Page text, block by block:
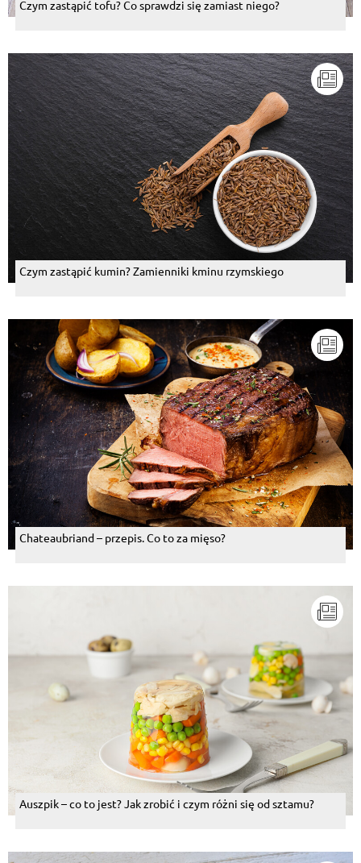
Czym zastąpić tofu? Co sprawdzi się zamiast niego?
Czym zastąpić kumin? Zamienniki kminu rzymskiego
Chateaubriand – przepis. Co to za mięso?
Auszpik – co to jest? Jak zrobić i czym różni się od sztamu?